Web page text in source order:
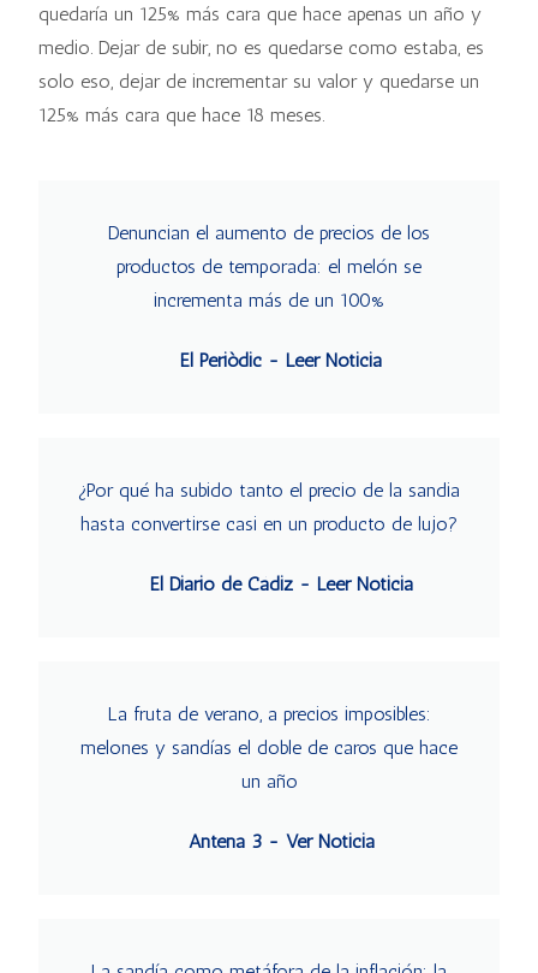
quedaría un 125% más cara que hace apenas un año y
medio. Dejar de subir, no es quedarse como estaba, es
solo eso, dejar de incrementar su valor y quedarse un
125% más cara que hace 18 meses.
Denuncian el aumento de precios de los
productos de temporada: el melón se
incrementa más de un 100%
El Periòdic - Leer Noticia
¿Por qué ha subido tanto el precio de la sandia
hasta convertirse casi en un producto de lujo?
El Diario de Cádiz - Leer Noticia
La fruta de verano, a precios imposibles:
melones y sandías el doble de caros que hace
un año
Antena 3 - Ver Noticia